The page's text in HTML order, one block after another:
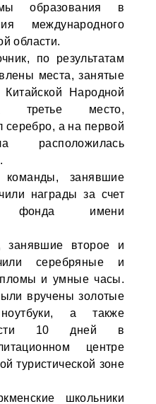
образования в
международного
области.
по результатам
места, занятые
Народной
третье место,
серебро, а на первой
расположилась
команды, занявшие
награды за счет
фонда имени
занявшие второе и
серебряные и
и умные часы.
вручены золотые
а также
10 дней в
центре
туристической зоне
школьники